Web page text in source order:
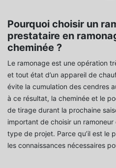
Pourquoi choisir un
prestataire en
cheminée ?
Le ramonage est une opération
et tout état d’un appareil de
évite la cumulation des cendres
à ce résultat, la cheminée et le
de tirage durant la prochaine
important de choisir un
type de projet. Parce qu’il est le
les connaissances nécessaires